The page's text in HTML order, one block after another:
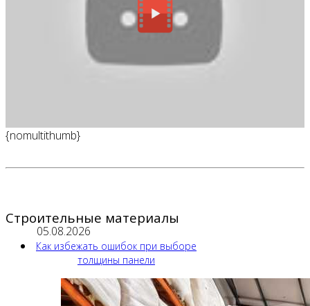
{nomultithumb}
Строительные материалы
05.08.2026
Как избежать ошибок при выборе
толщины панели